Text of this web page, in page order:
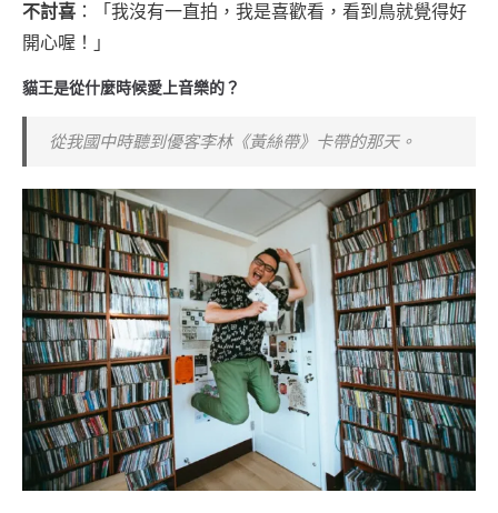
不討喜 ：「我沒有一直拍，我是喜歡看，看到鳥就覺得好
開心喔！」
貓王是從什麼時候愛上音樂的？
從我國中時聽到優客李林《黃絲帶》卡帶的那天。